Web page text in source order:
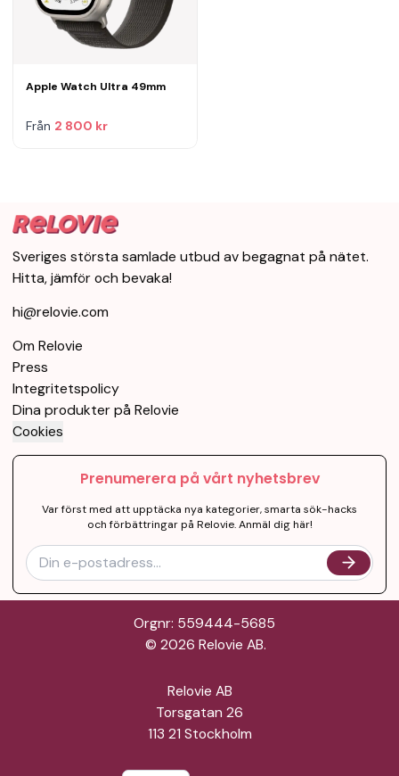
Apple Watch Ultra 49mm
Från 2 800 kr
Sveriges största samlade utbud av begagnat på nätet.
Hitta, jämför och bevaka!
hi@relovie.com
Om Relovie
Press
Integritetspolicy
Dina produkter på Relovie
Cookies
Prenumerera på vårt nyhetsbrev
Var först med att upptäcka nya kategorier, smarta sök-hacks
och förbättringar på Relovie. Anmäl dig här!
Orgnr: 559444-5685
© 2026 Relovie AB.
Relovie AB
Torsgatan 26
113 21 Stockholm